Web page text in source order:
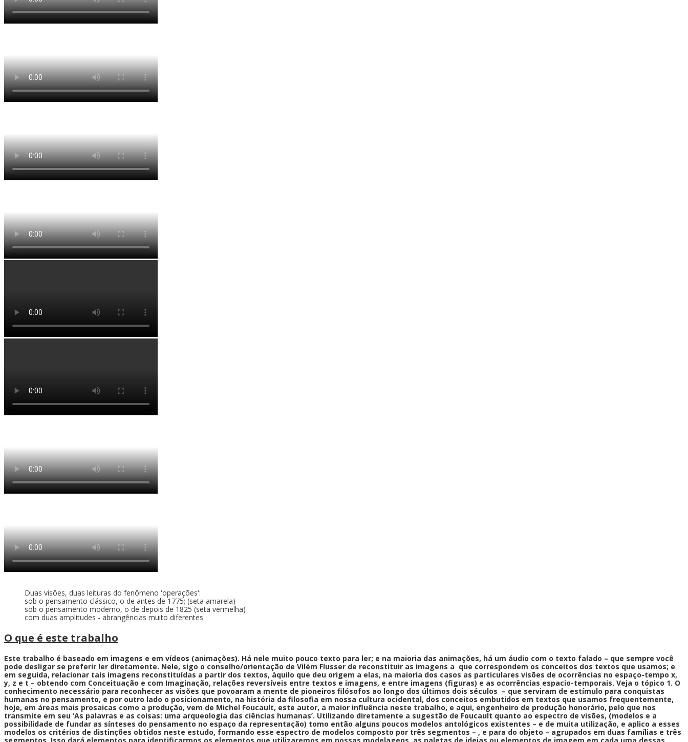
Duas visões, duas leituras do fenômeno 'operações':
sob o pensamento clássico, o de antes de 1775; (seta amarela)
sob o pensamento moderno, o de depois de 1825 (seta vermelha)
com duas amplitudes - abrangências muito diferentes
O que é este trabalho
Este trabalho é baseado em imagens e em vídeos (animações). Há nele muito pouco texto para ler; e na maioria das animações, há um áudio com o texto falado – que sempre você
pode desligar se preferir ler diretamente. Nele, sigo o conselho/orientação de Vilém Flusser de reconstituir as imagens a que correspondem os conceitos dos textos que usamos; e
em seguida, relacionar tais imagens reconstituídas a partir dos textos, àquilo que deu origem a elas, na maioria dos casos as particulares visões de ocorrências no espaço-tempo x,
y, z e t – obtendo com Conceituação e com Imaginação, relações reversíveis entre textos e imagens, e entre imagens (figuras) e as ocorrências espacio-temporais. Veja o tópico 1. O
conhecimento necessário para reconhecer as visões que povoaram a mente de pioneiros filósofos ao longo dos últimos dois séculos – que serviram de estímulo para conquistas
humanas no pensamento, e por outro lado o posicionamento, na história da filosofia em nossa cultura ocidental, dos conceitos embutidos em textos que usamos frequentemente,
hoje, em áreas mais prosaicas como a produção, vem de Michel Foucault, este autor, a maior influência neste trabalho, e aqui, engenheiro de produção honorário, pelo que nos
transmite em seu ‘As palavras e as coisas: uma arqueologia das ciências humanas’. Utilizando diretamente a sugestão de Foucault quanto ao espectro de visões, (modelos e a
possibilidade de fundar as sínteses do pensamento no espaço da representação) tomo então alguns poucos modelos antológicos existentes – e de muita utilização, e aplico a esses
modelos os critérios de distinções obtidos neste estudo, formando esse espectro de modelos composto por três segmentos – , e para do objeto – agrupados em duas famílias e três